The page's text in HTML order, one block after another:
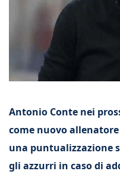
Antonio Conte nei
come nuovo
una puntualizzazione
gli azzurri in caso di